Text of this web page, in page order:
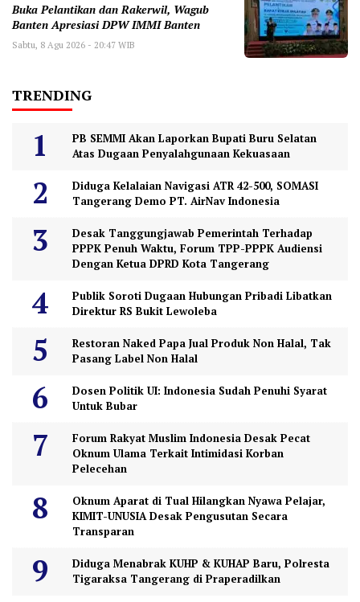
Buka Pelantikan dan Rakerwil, Wagub
Banten Apresiasi DPW IMMI Banten
Sabtu, 8 Agu 2026 - 20:47 WIB
TRENDING
PB SEMMI Akan Laporkan Bupati Buru Selatan
Atas Dugaan Penyalahgunaan Kekuasaan
Diduga Kelalaian Navigasi ATR 42-500, SOMASI
Tangerang Demo PT. AirNav Indonesia
Desak Tanggungjawab Pemerintah Terhadap
PPPK Penuh Waktu, Forum TPP-PPPK Audiensi
Dengan Ketua DPRD Kota Tangerang
Publik Soroti Dugaan Hubungan Pribadi Libatkan
Direktur RS Bukit Lewoleba
Restoran Naked Papa Jual Produk Non Halal, Tak
Pasang Label Non Halal
Dosen Politik UI: Indonesia Sudah Penuhi Syarat
Untuk Bubar
Forum Rakyat Muslim Indonesia Desak Pecat
Oknum Ulama Terkait Intimidasi Korban
Pelecehan
Oknum Aparat di Tual Hilangkan Nyawa Pelajar,
KIMIT-UNUSIA Desak Pengusutan Secara
Transparan
Diduga Menabrak KUHP & KUHAP Baru, Polresta
Tigaraksa Tangerang di Praperadilkan